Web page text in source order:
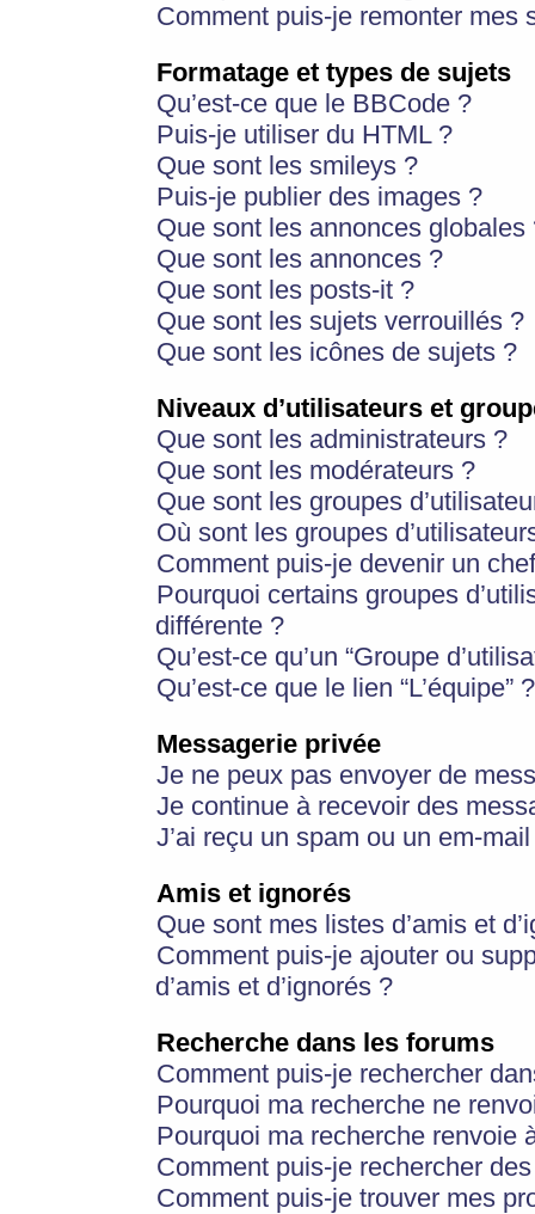
Comment puis-je remonter mes
Formatage et types de sujets
Qu’est-ce que le BBCode ?
Puis-je utiliser du HTML ?
Que sont les smileys ?
Puis-je publier des images ?
Que sont les annonces globales
Que sont les annonces ?
Que sont les posts-it ?
Que sont les sujets verrouillés ?
Que sont les icônes de sujets ?
Niveaux d’utilisateurs et
Que sont les administrateurs ?
Que sont les modérateurs ?
Que sont les groupes
Où sont les groupes
Comment puis-je devenir un
Pourquoi certains groupes
différente ?
Qu’est-ce qu’un “Groupe
Qu’est-ce que le lien “L’équipe” ?
Messagerie privée
Je ne peux pas envoyer de
Je continue à recevoir des
J’ai reçu un spam ou un em-
Amis et ignorés
Que sont mes listes d’amis et
Comment puis-je ajouter ou
d’amis et d’ignorés ?
Recherche dans les forums
Comment puis-je rechercher
Pourquoi ma recherche ne
Pourquoi ma recherche renvoie
Comment puis-je rechercher
Comment puis-je trouver mes